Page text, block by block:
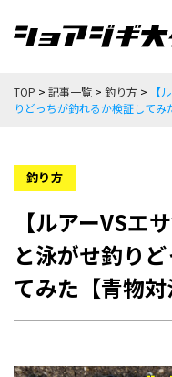
記
TOP > 記事一覧 > 釣り方 >
【
りどっちが釣れるか検証してみ
釣り方
【ルアーVSエ
と泳がせ釣り
てみた【青物対